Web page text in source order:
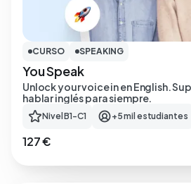
CURSO SPEAKING
You Speak
Unlock your voice in en English.
hablar inglés para siempre.
Nivel B1-C1 +5 mil estudiantes
127 €